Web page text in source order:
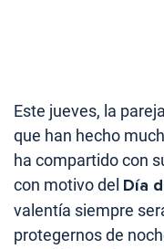
Este jueves, la
que han hecho
ha compartido con
con motivo del Día
valentía siempre
protegernos de